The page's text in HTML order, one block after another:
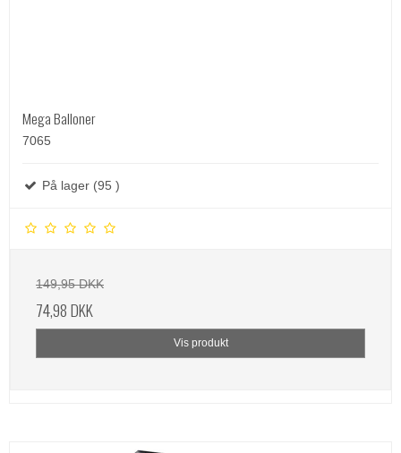
Mega Balloner
7065
På lager (95 )
149,95 DKK
74,98 DKK
Vis produkt